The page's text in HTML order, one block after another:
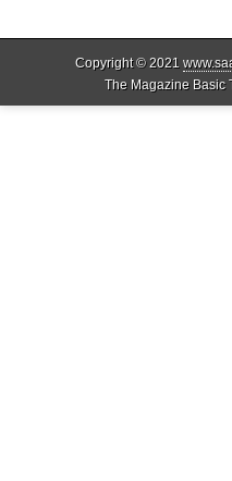
Copyright © 2021
The Magazine Basic